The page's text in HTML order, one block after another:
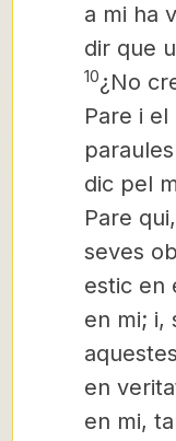
a mi ha
dir que
10¿No
Pare i el
dic pel
Pare
seves
estic en
en mi; i,
en
en mi,